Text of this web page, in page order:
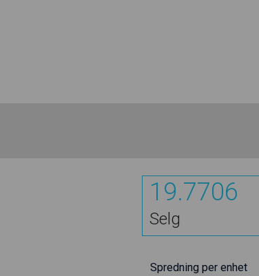
19.7706
Selg
Spredning per enhet